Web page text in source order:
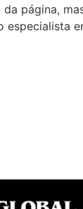
página,
especialista